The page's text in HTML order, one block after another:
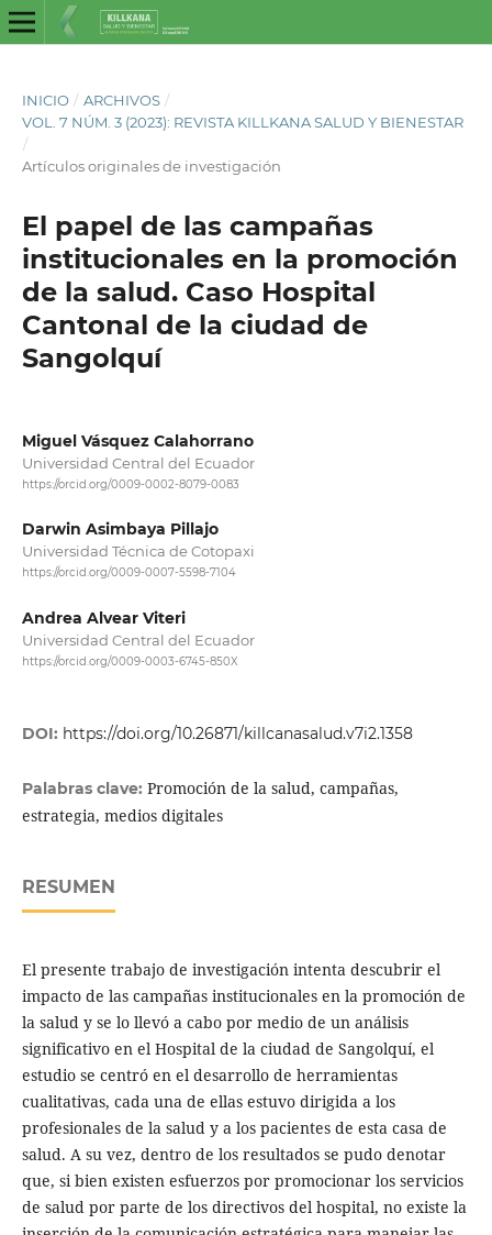
INICIO / ARCHIVOS /
VOL. 7 NÚM. 3 (2023): REVISTA KILLKANA SALUD Y BIENESTAR
/
Artículos originales de investigación
El papel de las campañas
institucionales en la promoción
de la salud. Caso Hospital
Cantonal de la ciudad de
Sangolquí
Miguel Vásquez Calahorrano
Universidad Central del Ecuador
https://orcid.org/0009-0002-8079-0083
Darwin Asimbaya Pillajo
Universidad Técnica de Cotopaxi
https://orcid.org/0009-0007-5598-7104
Andrea Alvear Viteri
Universidad Central del Ecuador
https://orcid.org/0009-0003-6745-850X
DOI: https://doi.org/10.26871/killcanasalud.v7i2.1358
Palabras clave: Promoción de la salud, campañas,
estrategia, medios digitales
RESUMEN
El presente trabajo de investigación intenta descubrir el
impacto de las campañas institucionales en la promoción de
la salud y se lo llevó a cabo por medio de un análisis
significativo en el Hospital de la ciudad de Sangolquí, el
estudio se centró en el desarrollo de herramientas
cualitativas, cada una de ellas estuvo dirigida a los
profesionales de la salud y a los pacientes de esta casa de
salud. A su vez, dentro de los resultados se pudo denotar
que, si bien existen esfuerzos por promocionar los servicios
de salud por parte de los directivos del hospital, no existe la